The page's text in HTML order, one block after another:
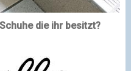
die ihr besitzt?